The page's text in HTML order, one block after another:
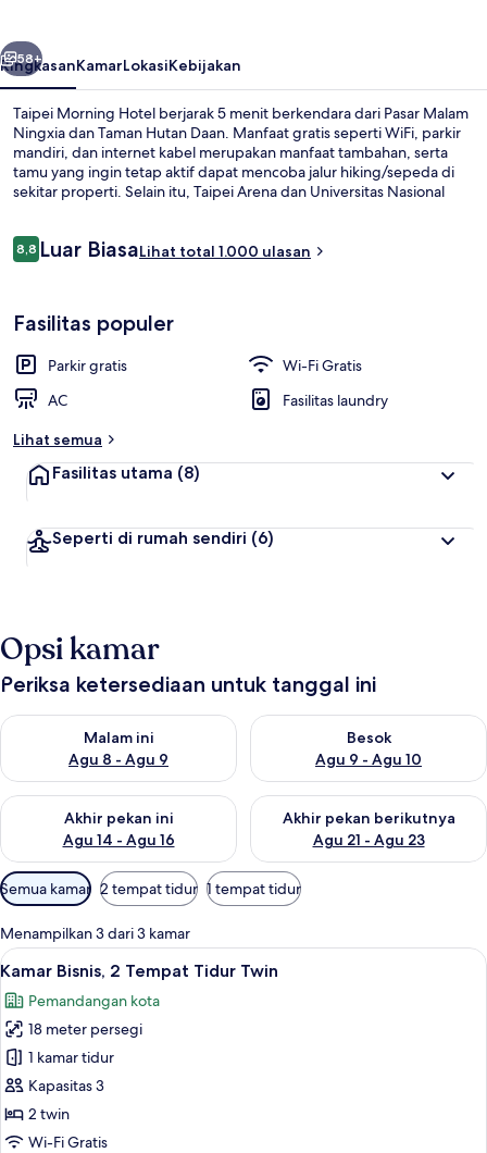
Berikutnya
58+
RingkasanKamarLokasiKebijakan
Taipei Morning Hotel berjarak 5 menit berkendara dari Pasar Malam
Ningxia dan Taman Hutan Daan. Manfaat gratis seperti WiFi, parkir
mandiri, dan internet kabel merupakan manfaat tambahan, serta
tamu yang ingin tetap aktif dapat mencoba jalur hiking/sepeda di
sekitar properti. Selain itu, Taipei Arena dan Universitas Nasional
umum: Stasiun Songjiang Nanjing berjarak 5 menit dan Stasiun
Ulasan
8,88,8 dari 10
Luar BiasaLihat total 1.000 ulasan
Fasilitas populer
Parkir gratis
Wi-Fi Gratis
AC
Fasilitas laundry
Lihat semua
Fasilitas utama (8)
Seperti di rumah sendiri (6)
Opsi kamar
Periksa ketersediaan untuk tanggal ini
Malam ini
Agu 8 - Agu 9
Periksa ketersediaan untuk malam ini Agu 8 - Agu 9
Besok
Agu 9 - Agu 10
Periksa ketersediaan untuk
Akhir pekan ini
Agu 14 - Agu 16
Periksa ketersediaan untuk akhir pekan ini Agu 14 - Agu 16
Akhir pekan berikutnya
Agu 21 - Agu 23
Periksa ketersediaan untuk
Filter
tersedia
untuk
kamar
Semua kamar 2 tempat tidur 1 tempat tidur
Menampilkan 3 dari 3 kamar
Lihat
semua
foto
untuk
Kamar
Bisnis,
2
Tempat
Kamar Bisnis, 2 Tempat Tidur Twin |
5
Kamar Bisnis, 2 Tempat Tidur Twin
Pemandangan kota
18 meter persegi
1 kamar tidur
Kapasitas 3
2 twin
Wi-Fi Gratis